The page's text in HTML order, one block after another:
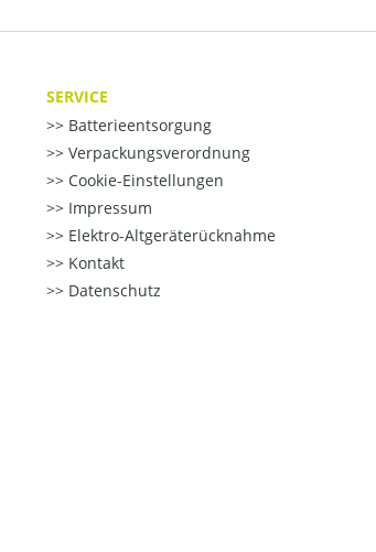
SERVICE
Batterieentsorgung
Verpackungsverordnung
Cookie-Einstellungen
Impressum
Elektro-Altgeräterücknahme
Kontakt
Datenschutz